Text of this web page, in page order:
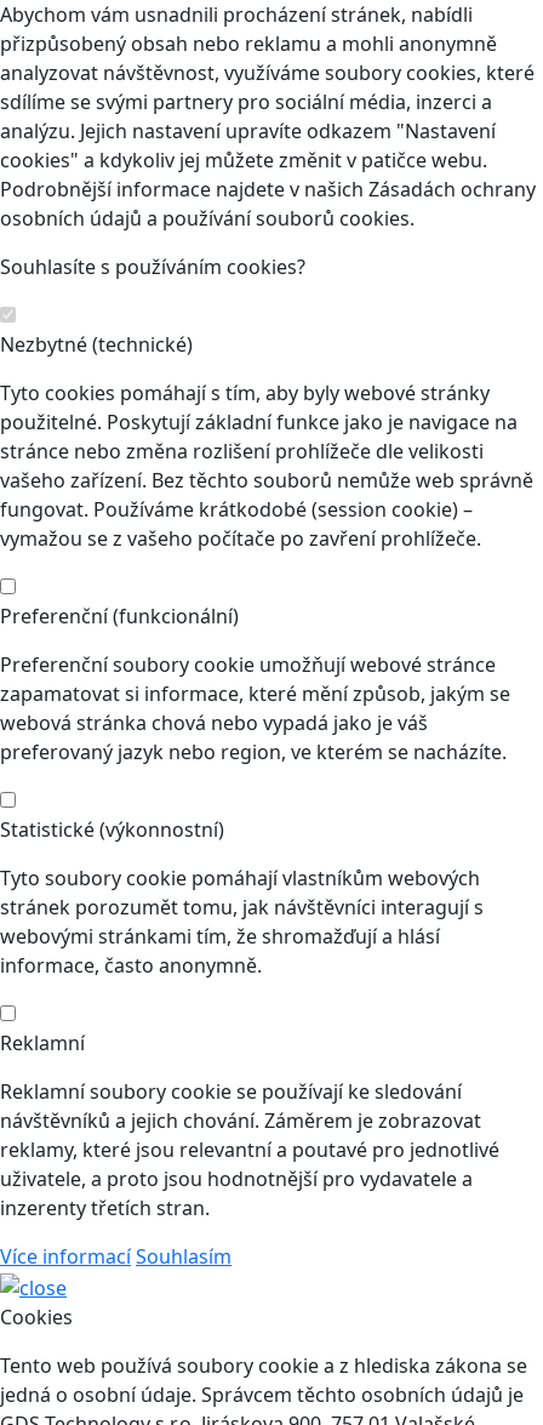
Abychom vám usnadnili procházení stránek, nabídli
přizpůsobený obsah nebo reklamu a mohli anonymně
analyzovat návštěvnost, využíváme soubory cookies, které
sdílíme se svými partnery pro sociální média, inzerci a
analýzu. Jejich nastavení upravíte odkazem "Nastavení
cookies" a kdykoliv jej můžete změnit v patičce webu.
Podrobnější informace najdete v našich Zásadách ochrany
osobních údajů a používání souborů cookies.
Souhlasíte s používáním cookies?
Nezbytné (technické)
Tyto cookies pomáhají s tím, aby byly webové stránky
použitelné. Poskytují základní funkce jako je navigace na
stránce nebo změna rozlišení prohlížeče dle velikosti
vašeho zařízení. Bez těchto souborů nemůže web správně
fungovat. Používáme krátkodobé (session cookie) –
vymažou se z vašeho počítače po zavření prohlížeče.
Preferenční (funkcionální)
Preferenční soubory cookie umožňují webové stránce
zapamatovat si informace, které mění způsob, jakým se
webová stránka chová nebo vypadá jako je váš
preferovaný jazyk nebo region, ve kterém se nacházíte.
Statistické (výkonnostní)
Tyto soubory cookie pomáhají vlastníkům webových
stránek porozumět tomu, jak návštěvníci interagují s
webovými stránkami tím, že shromažďují a hlásí
informace, často anonymně.
Reklamní
Reklamní soubory cookie se používají ke sledování
návštěvníků a jejich chování. Záměrem je zobrazovat
reklamy, které jsou relevantní a poutavé pro jednotlivé
uživatele, a proto jsou hodnotnější pro vydavatele a
inzerenty třetích stran.
Více informacíSouhlasím
Cookies
Tento web používá soubory cookie a z hlediska zákona se
jedná o osobní údaje. Správcem těchto osobních údajů je